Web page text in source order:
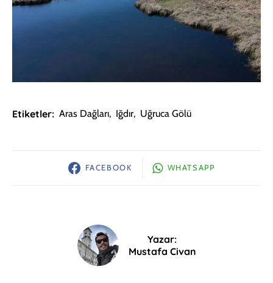
Etiketler: Aras Dağları, Iğdır, Uğruca Gölü
FACEBOOK WHATSAPP
Yazar:
Mustafa Civan